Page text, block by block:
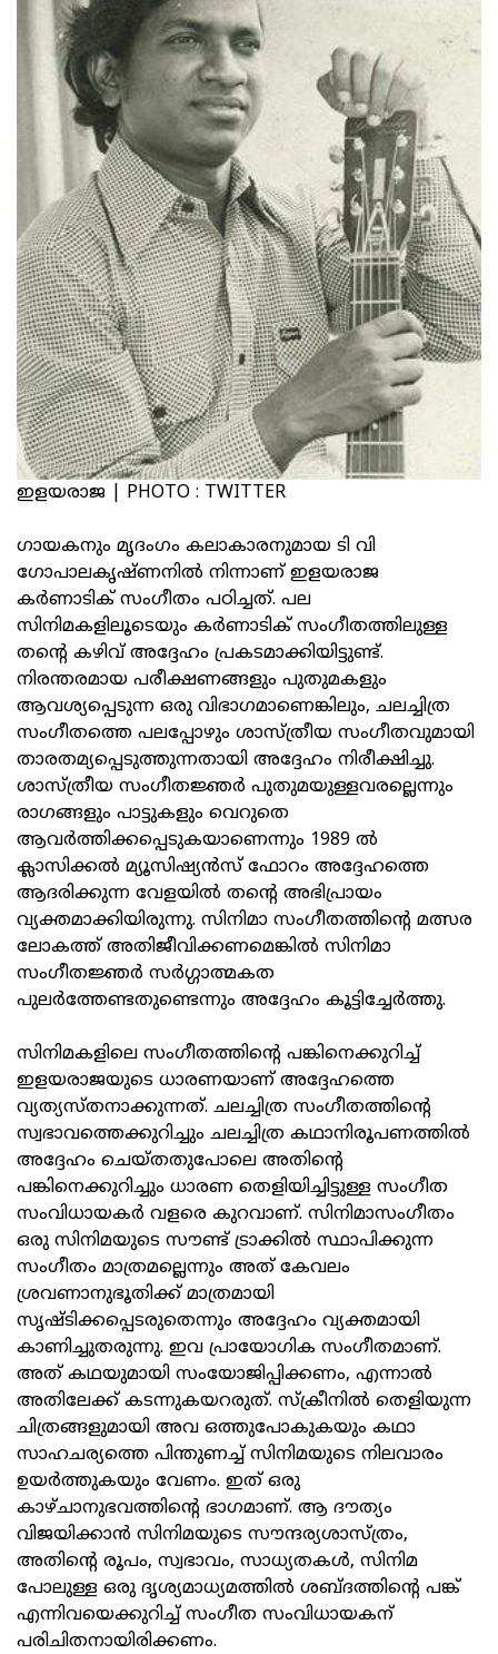
ഇളയരാജ | PHOTO : TWITTER
ഗായകനും മൃദംഗം കലാകാരനുമായ ടി വി
ഗോപാലകൃഷ്ണനിൽ നിന്നാണ് ഇളയരാജ
കർണാടിക് സംഗീതം പഠിച്ചത്. പല
സിനിമകളിലൂടെയും കർണാടിക് സംഗീതത്തിലുള്ള
തന്റെ കഴിവ് അദ്ദേഹം പ്രകടമാക്കിയിട്ടുണ്ട്.
നിരന്തരമായ പരീക്ഷണങ്ങളും പുതുമകളും
ആവശ്യപ്പെടുന്ന ഒരു വിഭാഗമാണെങ്കിലും, ചലച്ചിത്ര
സംഗീതത്തെ പലപ്പോഴും ശാസ്ത്രീയ സംഗീതവുമായി
താരതമ്യപ്പെടുത്തുന്നതായി അദ്ദേഹം നിരീക്ഷിച്ചു.
ശാസ്ത്രീയ സംഗീതജ്ഞർ പുതുമയുള്ളവരല്ലെന്നും
രാഗങ്ങളും പാട്ടുകളും വെറുതെ
ആവർത്തിക്കപ്പെടുകയാണെന്നും 1989 ൽ
ക്ലാസിക്കൽ മ്യൂസിഷ്യൻസ് ഫോറം അദ്ദേഹത്തെ
ആദരിക്കുന്ന വേളയിൽ തന്റെ അഭിപ്രായം
വ്യക്തമാക്കിയിരുന്നു. സിനിമാ സംഗീതത്തിന്റെ മത്സര
ലോകത്ത് അതിജീവിക്കണമെങ്കിൽ സിനിമാ
സംഗീതജ്ഞർ സർഗ്ഗാത്മകത
പുലർത്തേണ്ടതുണ്ടെന്നും അദ്ദേഹം കൂട്ടിച്ചേർത്തു.
സിനിമകളിലെ സംഗീതത്തിന്റെ പങ്കിനെക്കുറിച്ച്
ഇളയരാജയുടെ ധാരണയാണ് അദ്ദേഹത്തെ
വ്യത്യസ്തനാക്കുന്നത്. ചലച്ചിത്ര സംഗീതത്തിന്റെ
സ്വഭാവത്തെക്കുറിച്ചും ചലച്ചിത്ര കഥാനിരൂപണത്തിൽ
അദ്ദേഹം ചെയ്തതുപോലെ അതിന്റെ
പങ്കിനെക്കുറിച്ചും ധാരണ തെളിയിച്ചിട്ടുള്ള സംഗീത
സംവിധായകർ വളരെ കുറവാണ്. സിനിമാസംഗീതം
ഒരു സിനിമയുടെ സൗണ്ട് ട്രാക്കിൽ സ്ഥാപിക്കുന്ന
സംഗീതം മാത്രമല്ലെന്നും അത് കേവലം
ശ്രവണാനുഭൂതിക്ക് മാത്രമായി
സൃഷ്ടിക്കപ്പെടരുതെന്നും അദ്ദേഹം വ്യക്തമായി
കാണിച്ചുതരുന്നു. ഇവ പ്രായോഗിക സംഗീതമാണ്.
അത് കഥയുമായി സംയോജിപ്പിക്കണം, എന്നാൽ
അതിലേക്ക് കടന്നുകയറരുത്. സ്‌ക്രീനിൽ തെളിയുന്ന
ചിത്രങ്ങളുമായി അവ ഒത്തുപോകുകയും കഥാ
സാഹചര്യത്തെ പിന്തുണച്ച് സിനിമയുടെ നിലവാരം
ഉയർത്തുകയും വേണം. ഇത് ഒരു
കാഴ്ചാനുഭവത്തിന്റെ ഭാഗമാണ്. ആ ദൗത്യം
വിജയിക്കാൻ സിനിമയുടെ സൗന്ദര്യശാസ്ത്രം,
അതിന്റെ രൂപം, സ്വഭാവം, സാധ്യതകൾ, സിനിമ
പോലുള്ള ഒരു ദൃശ്യമാധ്യമത്തിൽ ശബ്ദത്തിന്റെ പങ്ക്
എന്നിവയെക്കുറിച്ച് സംഗീത സംവിധായകന്
പരിചിതനായിരിക്കണം.